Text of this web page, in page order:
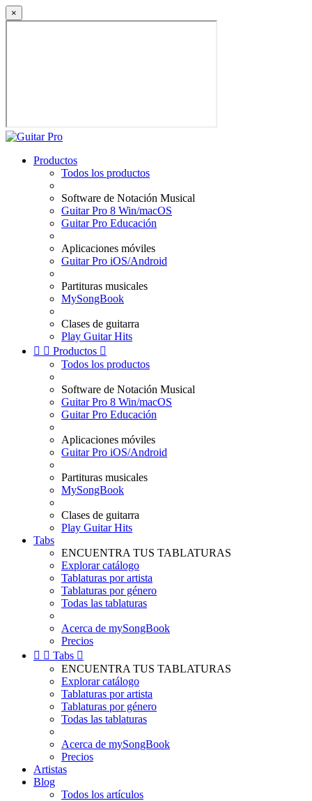
×
Productos
Todos los productos
Software de Notación Musical
Guitar Pro 8 Win/macOS
Guitar Pro Educación
Aplicaciones móviles
Guitar Pro iOS/Android
Partituras musicales
MySongBook
Clases de guitarra
Play Guitar Hits
  Productos 
Todos los productos
Software de Notación Musical
Guitar Pro 8 Win/macOS
Guitar Pro Educación
Aplicaciones móviles
Guitar Pro iOS/Android
Partituras musicales
MySongBook
Clases de guitarra
Play Guitar Hits
Tabs
ENCUENTRA TUS TABLATURAS
Explorar catálogo
Tablaturas por artista
Tablaturas por género
Todas las tablaturas
Acerca de mySongBook
Precios
  Tabs 
ENCUENTRA TUS TABLATURAS
Explorar catálogo
Tablaturas por artista
Tablaturas por género
Todas las tablaturas
Acerca de mySongBook
Precios
Artistas
Blog
Todos los artículos